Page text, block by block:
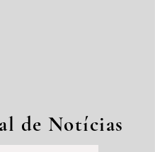
de Notícias